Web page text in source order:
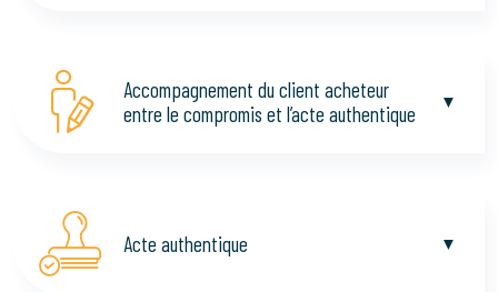
Accompagnement du client acheteur
entre le compromis et l’acte authentique
Acte authentique